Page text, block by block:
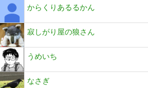
からくりあるるかん
寂しがり屋の狼さん
うめいち
なさぎ